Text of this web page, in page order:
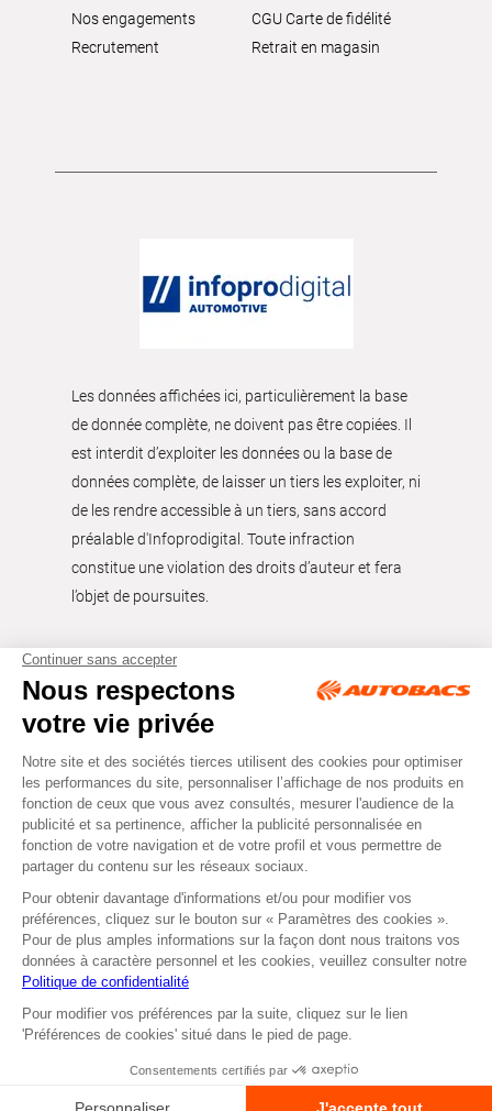
ou
Retirer dans un Centre
Nos engagements
Recrutement
CGU Carte de fidélité
Retrait en magasin
Les données affichées ici, particulièrement la base
de donnée complète, ne doivent pas être copiées. Il
est interdit d’exploiter les données ou la base de
données complète, de laisser un tiers les exploiter, ni
de les rendre accessible à un tiers, sans accord
préalable d'Infoprodigital. Toute infraction
constitue une violation des droits d’auteur et fera
l’objet de poursuites.
Tous droits réservés © Autobacs
Mentions légales RGPD
Cookies CGV
Facebook Instagram